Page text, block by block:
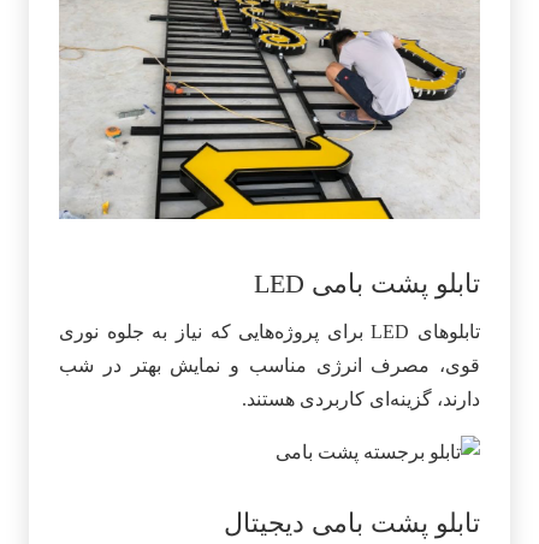
تابلو پشت بامی LED
تابلوهای LED برای پروژه‌هایی که نیاز به جلوه نوری
قوی، مصرف انرژی مناسب و نمایش بهتر در شب
دارند، گزینه‌ای کاربردی هستند.
تابلو پشت بامی دیجیتال